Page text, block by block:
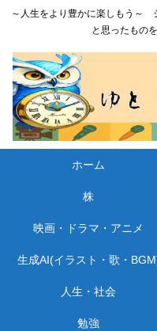
～人生をより豊かに楽しもう～
と思ったもの
ホーム
株
映画・ドラマ・アニメ
生成AI(イラスト・歌・
人生・社会
勉強